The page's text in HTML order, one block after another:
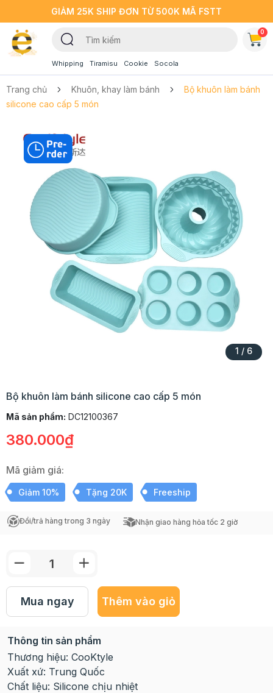
GIẢM 25K SHIP ĐƠN TỪ 500K MÃ FSTT
Whipping Tiramisu Cookie Socola
0
Trang chủ Khuôn, khay làm bánh
Bộ khuôn làm bánh
silicone cao cấp 5 món
1 / 6
Bộ khuôn làm bánh silicone cao cấp 5 món
Mã sản phẩm: DC12100367
380.000₫
Mã giảm giá:
Giảm 10% Tặng 20K Freeship
Đổi/trả hàng trong 3 ngày Nhận giao hàng hỏa tốc 2 giờ
Mua ngay Thêm vào giỏ
Thông tin sản phẩm
Thương hiệu: CooKtyle
Xuất xứ: Trung Quốc
Chất liệu: Silicone chịu nhiệt